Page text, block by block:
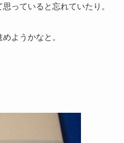
っていると忘れていたり。
ようかなと。